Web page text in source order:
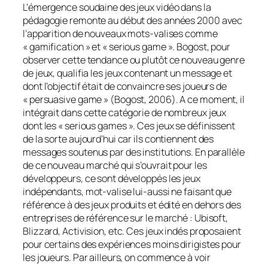
L’émergence soudaine des jeux vidéo dans la
pédagogie remonte au début des années 2000 avec
l’apparition de nouveaux mots-valises comme
«gamification» et «serious game». Bogost, pour
observer cette tendance ou plutôt ce nouveau genre
de jeux, qualifia les jeux contenant un message et
dont l’objectif était de convaincre ses joueurs de
«persuasive game» (Bogost, 2006). A ce moment, il
intégrait dans cette catégorie de nombreux jeux
dont les «serious games». Ces jeux se définissent
de la sorte aujourd’hui car ils contiennent des
messages soutenus par des institutions. En parallèle
de ce nouveau marché qui s’ouvrait pour les
développeurs, ce sont développés les jeux
indépendants, mot-valise lui-aussi ne faisant que
référence à des jeux produits et édité en dehors des
entreprises de référence sur le marché : Ubisoft,
Blizzard, Activision, etc. Ces jeux indés proposaient
pour certains des expériences moins dirigistes pour
les joueurs. Par ailleurs, on commence à voir